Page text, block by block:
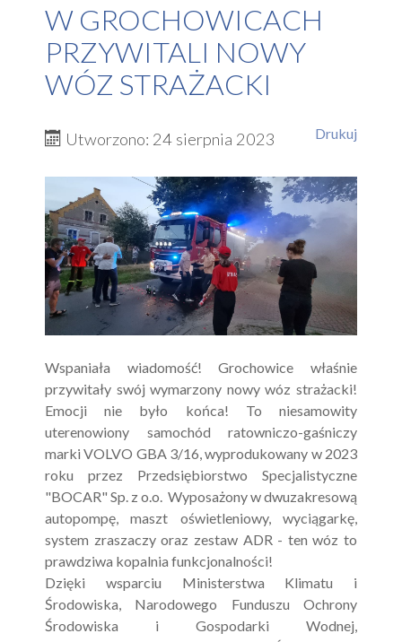
W GROCHOWICACH
PRZYWITALI NOWY
WÓZ STRAŻACKI
Drukuj
Utworzono: 24 sierpnia 2023
Wspaniała wiadomość! Grochowice właśnie
przywitały swój wymarzony nowy wóz strażacki!
Emocji nie było końca! To niesamowity
uterenowiony samochód ratowniczo-gaśniczy
marki VOLVO GBA 3/16, wyprodukowany w 2023
roku przez Przedsiębiorstwo Specjalistyczne
"BOCAR" Sp. z o.o. Wyposażony w dwuzakresową
autopompę, maszt oświetleniowy, wyciągarkę,
system zraszaczy oraz zestaw ADR - ten wóz to
prawdziwa kopalnia funkcjonalności!
Dzięki wsparciu Ministerstwa Klimatu i
Środowiska, Narodowego Funduszu Ochrony
Środowiska i Gospodarki Wodnej,